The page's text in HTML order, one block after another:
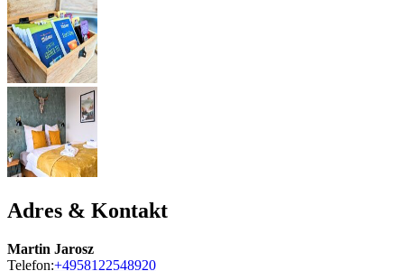
Adres & Kontakt
Martin Jarosz
Telefon:+4958122548920